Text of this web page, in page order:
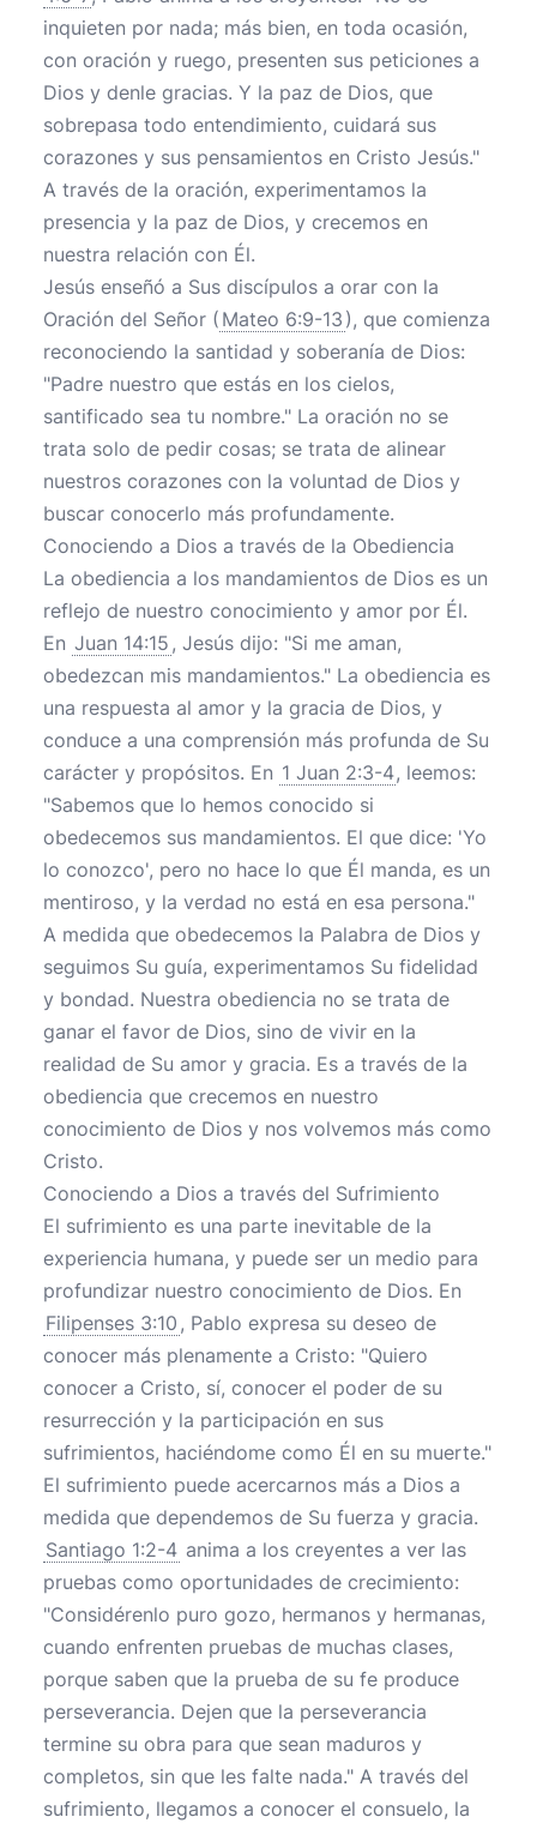
inquieten por nada; más bien, en toda ocasión,
con oración y ruego, presenten sus peticiones a
Dios y denle gracias. Y la paz de Dios, que
sobrepasa todo entendimiento, cuidará sus
corazones y sus pensamientos en Cristo Jesús."
A través de la oración, experimentamos la
presencia y la paz de Dios, y crecemos en
nuestra relación con Él.
Jesús enseñó a Sus discípulos a orar con la
Oración del Señor ( Mateo 6:9-13 ), que comienza
reconociendo la santidad y soberanía de Dios:
"Padre nuestro que estás en los cielos,
santificado sea tu nombre." La oración no se
trata solo de pedir cosas; se trata de alinear
nuestros corazones con la voluntad de Dios y
buscar conocerlo más profundamente.
Conociendo a Dios a través de la Obediencia
La obediencia a los mandamientos de Dios es un
reflejo de nuestro conocimiento y amor por Él.
En Juan 14:15 , Jesús dijo: "Si me aman,
obedezcan mis mandamientos." La obediencia es
una respuesta al amor y la gracia de Dios, y
conduce a una comprensión más profunda de Su
carácter y propósitos. En 1 Juan 2:3-4, leemos:
"Sabemos que lo hemos conocido si
obedecemos sus mandamientos. El que dice: 'Yo
lo conozco', pero no hace lo que Él manda, es un
mentiroso, y la verdad no está en esa persona."
A medida que obedecemos la Palabra de Dios y
seguimos Su guía, experimentamos Su fidelidad
y bondad. Nuestra obediencia no se trata de
ganar el favor de Dios, sino de vivir en la
realidad de Su amor y gracia. Es a través de la
obediencia que crecemos en nuestro
conocimiento de Dios y nos volvemos más como
Cristo.
Conociendo a Dios a través del Sufrimiento
El sufrimiento es una parte inevitable de la
experiencia humana, y puede ser un medio para
profundizar nuestro conocimiento de Dios. En
Filipenses 3:10 , Pablo expresa su deseo de
conocer más plenamente a Cristo: "Quiero
conocer a Cristo, sí, conocer el poder de su
resurrección y la participación en sus
sufrimientos, haciéndome como Él en su muerte."
El sufrimiento puede acercarnos más a Dios a
medida que dependemos de Su fuerza y gracia.
Santiago 1:2-4 anima a los creyentes a ver las
pruebas como oportunidades de crecimiento:
"Considérenlo puro gozo, hermanos y hermanas,
cuando enfrenten pruebas de muchas clases,
porque saben que la prueba de su fe produce
perseverancia. Dejen que la perseverancia
termine su obra para que sean maduros y
completos, sin que les falte nada." A través del
sufrimiento, llegamos a conocer el consuelo, la